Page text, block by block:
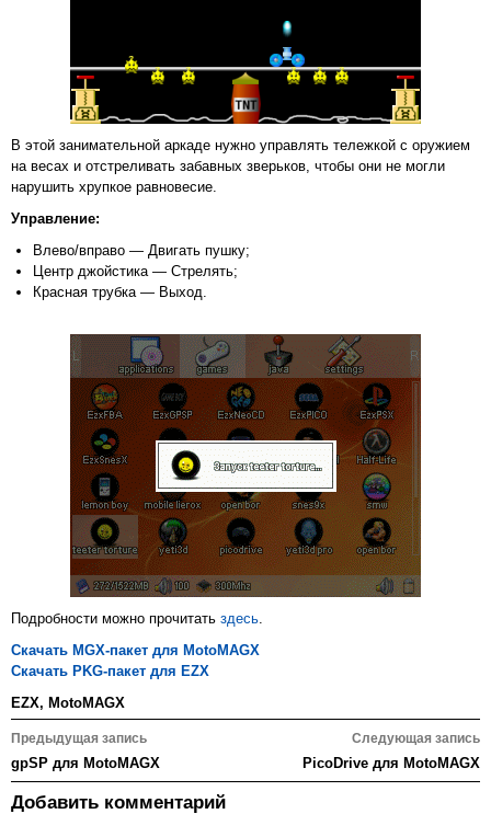
В этой занимательной аркаде нужно управлять тележкой с оружием
на весах и отстреливать забавных зверьков, чтобы они не могли
нарушить хрупкое равновесие.
Управление:
Влево/вправо — Двигать пушку;
Центр джойстика — Стрелять;
Красная трубка — Выход.
Подробности можно прочитать здесь.
Скачать MGX-пакет для MotoMAGX
Скачать PKG-пакет для EZX
EZX, MotoMAGX
Навигация
по
записям
Предыдущая запись
gpSP для MotoMAGX
Следующая запись
PicoDrive для MotoMAGX
Добавить комментарий